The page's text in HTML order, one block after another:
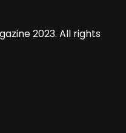
2023. All rights